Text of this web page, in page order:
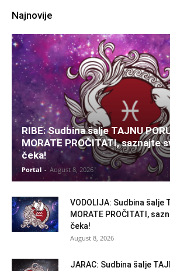
Najnovije
RIBE: Sudbina šalje TAJNU
MORATE PROČITATI, saznajte
čeka!
Portal - August 8, 2026
VODOLIJA: Sudbina šalje
MORATE PROČITATI,
čeka!
August 8, 2026
JARAC: Sudbina šalje